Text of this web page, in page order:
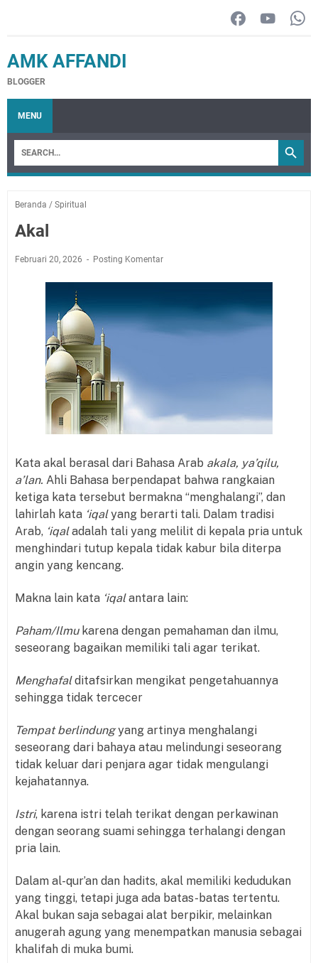
AMK AFFANDI
BLOGGER
MENU
Beranda / Spiritual
Akal
Februari 20, 2026 Posting Komentar
Kata akal berasal dari Bahasa Arab akala, ya’qilu,
a’lan. Ahli Bahasa berpendapat bahwa rangkaian
ketiga kata tersebut bermakna “menghalangi”, dan
lahirlah kata ‘iqalyang berarti tali. Dalam tradisi
Arab, ‘iqaladalah tali yang melilit di kepala pria untuk
menghindari tutup kepala tidak kabur bila diterpa
angin yang kencang.
Makna lain kata ‘iqalantara lain:
Paham/Ilmukarena dengan pemahaman dan ilmu,
seseorang bagaikan memiliki tali agar terikat.
Menghafalditafsirkan mengikat pengetahuannya
sehingga tidak tercecer
Tempat berlindungyang artinya menghalangi
seseorang dari bahaya atau melindungi seseorang
tidak keluar dari penjara agar tidak mengulangi
kejahatannya.
Istri, karena istri telah terikat dengan perkawinan
dengan seorang suami sehingga terhalangi dengan
pria lain.
Dalam al-qur’an dan hadits, akal memiliki kedudukan
yang tinggi, tetapi juga ada batas-batas tertentu.
Akal bukan saja sebagai alat berpikir, melainkan
anugerah agung yang menempatkan manusia sebagai
khalifah di muka bumi.